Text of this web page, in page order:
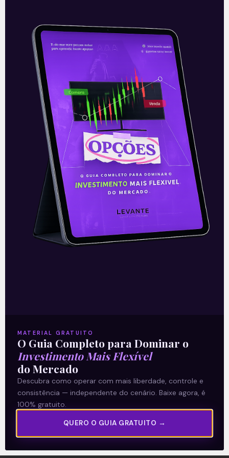
Rejeição da PEC
A Câmara dos Deputados votou e
rejeitou, na noite desta terça-feira (11), a
Proposta de Emenda à Constituição
135/2019, que trata da implementação do
voto
Leia mais
11/08/2021
Sobre nós
Termos e Condições
Política de Privacidade
Explore
E Eu Com Isso?
Vídeos no Youtube
MATERIAL GRATUITO
O Guia Completo para Dominar o
Investimento Mais Flexível
do Mercado
Descubra como operar com mais liberdade, controle e
consistência — independente do cenário. Baixe agora, é
100% gratuito.
QUERO O GUIA GRATUITO →